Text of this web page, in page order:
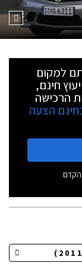
למקום
חינם,
הרכישה
הצעה